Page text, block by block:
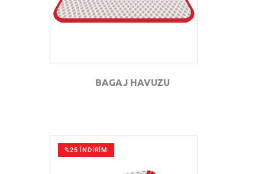
BAGAJ HAVUZU
%25 İNDİRİM